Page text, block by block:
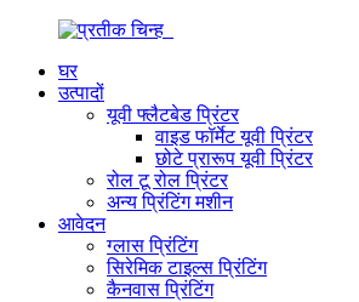
घर
उत्पादों
यूवी फ्लैटबेड प्रिंटर
वाइड फॉर्मेट यूवी प्रिंटर
छोटे प्रारूप यूवी प्रिंटर
रोल टू रोल प्रिंटर
अन्य प्रिंटिंग मशीन
आवेदन
ग्लास प्रिंटिंग
सिरेमिक टाइल्स प्रिंटिंग
कैनवास प्रिंटिंग